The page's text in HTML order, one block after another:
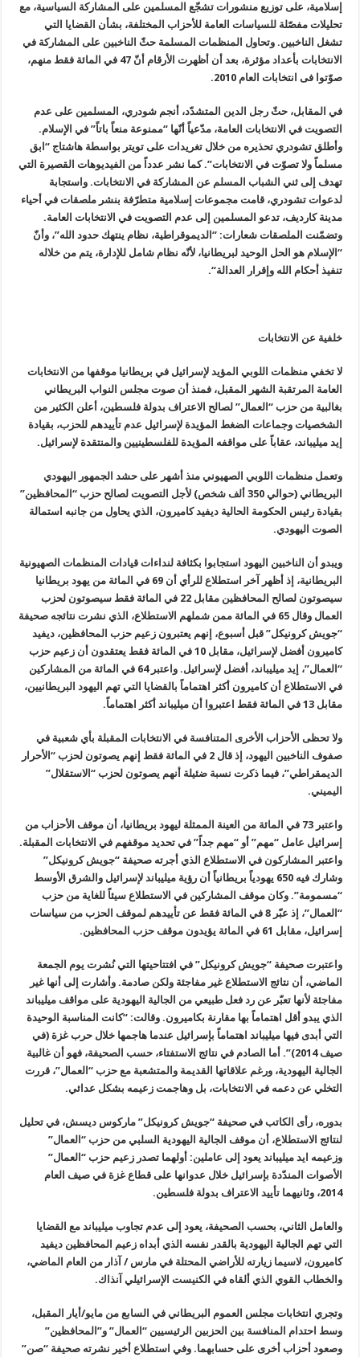
إسلامية، على توزيع منشورات تشجّع المسلمين على المشاركة السياسية، مع
تحليلات مفصّلة للسياسات العامة للأحزاب المختلفة، بشأن القضايا التي
تشغل الناخبين. وتحاول المنظمات المسلمة حثّ الناخبين على المشاركة في
الانتخابات بأعداد مؤثرة، بعد أن أظهرت الأرقام أنّ 47 في المائة فقط منهم،
صوّتوا فى انتخابات العام 2010.
في المقابل، حثّ رجل الدين المتشدّد، أنجم شودري، المسلمين على عدم
التصويت في الانتخابات العامة، مدّعياً أنّها “ممنوعة منعاً باتاً” في الإسلام.
وأطلق تشودري تحذيره من خلال تغريدات على تويتر بواسطة هاشتاج “ابق
مسلماً ولا تصوّت في الانتخابات”. كما نشر عدداً من الفيديوهات القصيرة التي
تهدف إلى ثني الشباب المسلم عن المشاركة في الانتخابات. واستجابة
لدعوات تشودري، قامت مجموعات إسلامية متطرّفة بنشر ملصقات في أحياء
مدينة كارديف، تدعو المسلمين إلى عدم التصويت في الانتخابات العامة.
وتضمّنت الملصقات شعارات: “ الديموقراطية، نظام ينتهك حدود الله”، وأنّ
“الإسلام هو الحل الوحيد لبريطانيا، لأنّه نظام شامل للإدارة، يتم من خلاله
تنفيذ أحكام الله وإقرار العدالة“.
خلفية عن الانتخابات
لا تخفي منظمات اللوبي المؤيد لإسرائيل في بريطانيا موقفها من الانتخابات
العامة المرتقبة الشهر المقبل، فمنذ أن صوت مجلس النواب البريطاني
بغالبية من حزب “العمال” لصالح الاعتراف بدولة فلسطين، أعلن الكثير من
الشخصيات وجماعات الضغط المؤيدة لإسرائيل عدم تأييدهم للحزب، بقيادة
إيد ميليباند، عقاباً على مواقفه المؤيدة للفلسطينيين والمنتقدة لإسرائيل.
وتعمل منظمات اللوبي الصهيوني منذ أشهر على حشد الجمهور اليهودي
البريطاني (حوالي 350 ألف شخص) لأجل التصويت لصالح حزب “المحافظين”
بقيادة رئيس الحكومة الحالية ديفيد كاميرون، الذي يحاول من جانبه استمالة
الصوت اليهودي.
ويبدو أن الناخبين اليهود استجابوا بكثافة لنداءات قيادات المنظمات الصهيونية
البريطانية، إذ أظهر آخر استطلاع للرأي أن 69 في المائة من يهود بريطانيا
سيصوتون لصالح المحافظين مقابل 22 في المائة فقط سيصوتون لحزب
العمال وقال 65 في المائة ممن شملهم الاستطلاع، الذي نشرت نتائجه صحيفة
“جويش كرونيكل” قبل أسبوع، إنهم يعتبرون زعيم حزب المحافظين، ديفيد
كاميرون أفضل لإسرائيل، مقابل 10 في المائة فقط يعتقدون أن زعيم حزب
“العمال”، إيد ميليباند، أفضل لإسرائيل. واعتبر 64 في المائة من المشاركين
في الاستطلاع أن كاميرون أكثر اهتماماً بالقضايا التي تهم اليهود البريطانيين،
مقابل 13 في المائة فقط اعتبروا أن ميليباند أكثر اهتماماً.
ولا تحظى الأحزاب الأخرى المتنافسة في الانتخابات المقبلة بأي شعبية في
صفوف الناخبين اليهود، إذ قال 2 في المائة فقط إنهم يصوتون لحزب “الأحرار
الديمقراطي”، فيما ذكرت نسبة ضئيلة أنهم يصوتون لحزب “الاستقلال”
اليميني.
واعتبر 73 في المائة من العينة الممثلة ليهود بريطانيا، أن موقف الأحزاب من
إسرائيل عامل “مهم” أو “مهم جداً” في تحديد موقفهم في الانتخابات المقبلة.
واعتبر المشاركون في الاستطلاع الذي أجرته صحيفة “جويش كرونيكل”
وشارك فيه 650 يهودياً بريطانياً أن رؤية ميليباند لإسرائيل والشرق الأوسط
“مسمومة”. وكان موقف المشاركين في الاستطلاع سيئاً للغاية من حزب
“العمال”، إذ عبّر 8 في المائة فقط عن تأييدهم لموقف الحزب من سياسات
إسرائيل، مقابل 61 في المائة يؤيدون موقف حزب المحافظين.
واعتبرت صحيفة “جويش كرونيكل” في افتتاحيتها التي نُشرت يوم الجمعة
الماضي، أن نتائج الاستطلاع غير مفاجئة ولكن صادمة. وأشارت إلى أنها غير
مفاجئة لأنها تعبّر عن رد فعل طبيعي من الجالية اليهودية على مواقف ميليباند
الذي يبدو أقل اهتماماً بها مقارنة بكاميرون. وقالت: “كانت المناسبة الوحيدة
التي أبدى فيها ميليباند اهتماماً بإسرائيل عندما هاجمها خلال حرب غزة (في
صيف 2014)”. أما الصادم في نتائج الاستفتاء، حسب الصحيفة، فهو أن غالبية
الجالية اليهودية، ورغم علاقاتها القديمة والمتشعبة مع حزب “العمال”، قررت
التخلي عن دعمه في الانتخابات، بل وهاجمت زعيمه بشكل عدائي.
بدوره، رأى الكاتب في صحيفة “جويش كرونيكل” ماركوس ديسش، في تحليل
لنتائج الاستطلاع، أن موقف الجالية اليهودية السلبي من حزب “العمال”
وزعيمه ايد ميليباند يعود إلى عاملين: أولهما تصدر زعيم حزب “العمال”
الأصوات المندّدة بإسرائيل خلال عدوانها على قطاع غزة في صيف العام
2014، وثانيهما تأييد الاعتراف بدولة فلسطين.
والعامل الثاني، بحسب الصحيفة، يعود إلى عدم تجاوب ميليباند مع القضايا
التي تهم الجالية اليهودية بالقدر نفسه الذي أبداه زعيم المحافظين ديفيد
كاميرون، لاسيما زيارته للأراضي المحتلة في مارس / آذار من العام الماضي،
والخطاب القوي الذي ألقاه في الكنيست الإسرائيلي آنذاك.
وتجري انتخابات مجلس العموم البريطاني في السابع من مايو/أيار المقبل،
وسط احتدام المنافسة بين الحزبين الرئيسيين “العمال” و”المحافظين”
وصعود أحزاب أخرى على حسابهما. وفي استطلاع أخير نشرته صحيفة “صن”